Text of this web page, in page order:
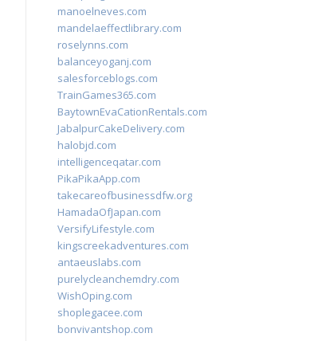
manoelneves.com
mandelaeffectlibrary.com
roselynns.com
balanceyoganj.com
salesforceblogs.com
TrainGames365.com
BaytownEvaCationRentals.com
JabalpurCakeDelivery.com
halobjd.com
intelligenceqatar.com
PikaPikaApp.com
takecareofbusinessdfw.org
HamadaOfJapan.com
VersifyLifestyle.com
kingscreekadventures.com
antaeuslabs.com
purelycleanchemdry.com
WishOping.com
shoplegacee.com
bonvivantshop.com